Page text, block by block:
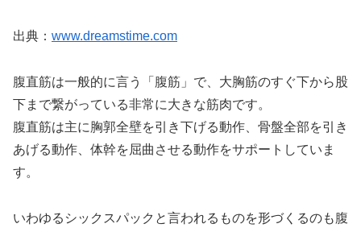
出典： www.dreamstime.com
腹直筋は一般的に言う「腹筋」で、大胸筋のすぐ下から股
下まで繋がっている非常に大きな筋肉です。
腹直筋は主に胸郭全壁を引き下げる動作、骨盤全部を引き
あげる動作、体幹を屈曲させる動作をサポートしていま
す。
いわゆるシックスパックと言われるものを形づくるのも腹